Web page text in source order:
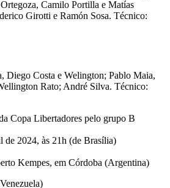
Camilo Portilla e Matías
Girotti e Ramón Sosa. Técnico:
Diego Costa e Welington; Pablo Maia,
Rato; André Silva. Técnico:
Copa Libertadores pelo grupo B
de 2024, às 21h (de Brasília)
Kempes, em Córdoba (Argentina)